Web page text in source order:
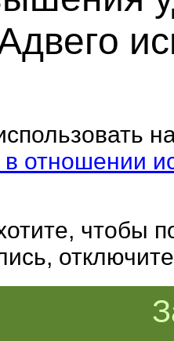
отношении
чтобы